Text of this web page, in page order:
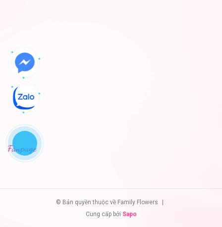
Fanpage
© Bản quyền thuộc về Family Flowers
Cung cấp bởi Sapo